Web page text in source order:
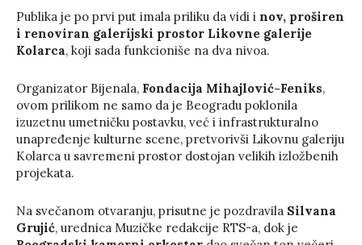
Publika je po prvi put imala priliku da vidi i nov, proširen
i renoviran galerijski prostor Likovne galerije
Kolarca, koji sada funkcioniše na dva nivoa.
Organizator Bijenala, Fondacija Mihajlović-Feniks,
ovom prilikom ne samo da je Beogradu poklonila
izuzetnu umetničku postavku, već i infrastrukturalno
unapređenje kulturne scene, pretvorivši Likovnu galeriju
Kolarca u savremeni prostor dostojan velikih izložbenih
projekata.
Na svečanom otvaranju, prisutne je pozdravila Silvana
Grujić, urednica Muzičke redakcije RTS-a, dok je